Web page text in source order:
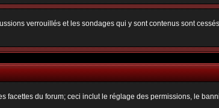
verrouillés et les sondages qui y sont contenus sont
du forum; ceci inclut le réglage des permissions, le